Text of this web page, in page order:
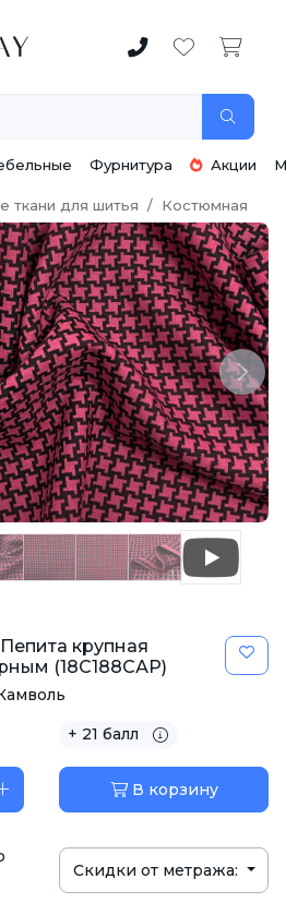
Фурнитура Акции
ткани для шитья Костюмная
Next
крупная
(18С188САР)
+ 21 балл
В корзину
Скидки от метража: